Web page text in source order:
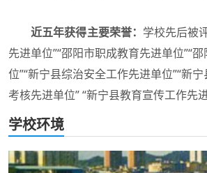
近五年获得主要荣誉： 学校先后被
先进单位”“邵阳市职成教育先进单位”“
位”“新宁县综治安全工作先进单位”“新
考核先进单位” “新宁县教育宣传工作先进
学校环境